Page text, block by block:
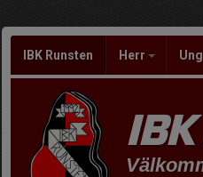
IBK Runsten Herr
IBK